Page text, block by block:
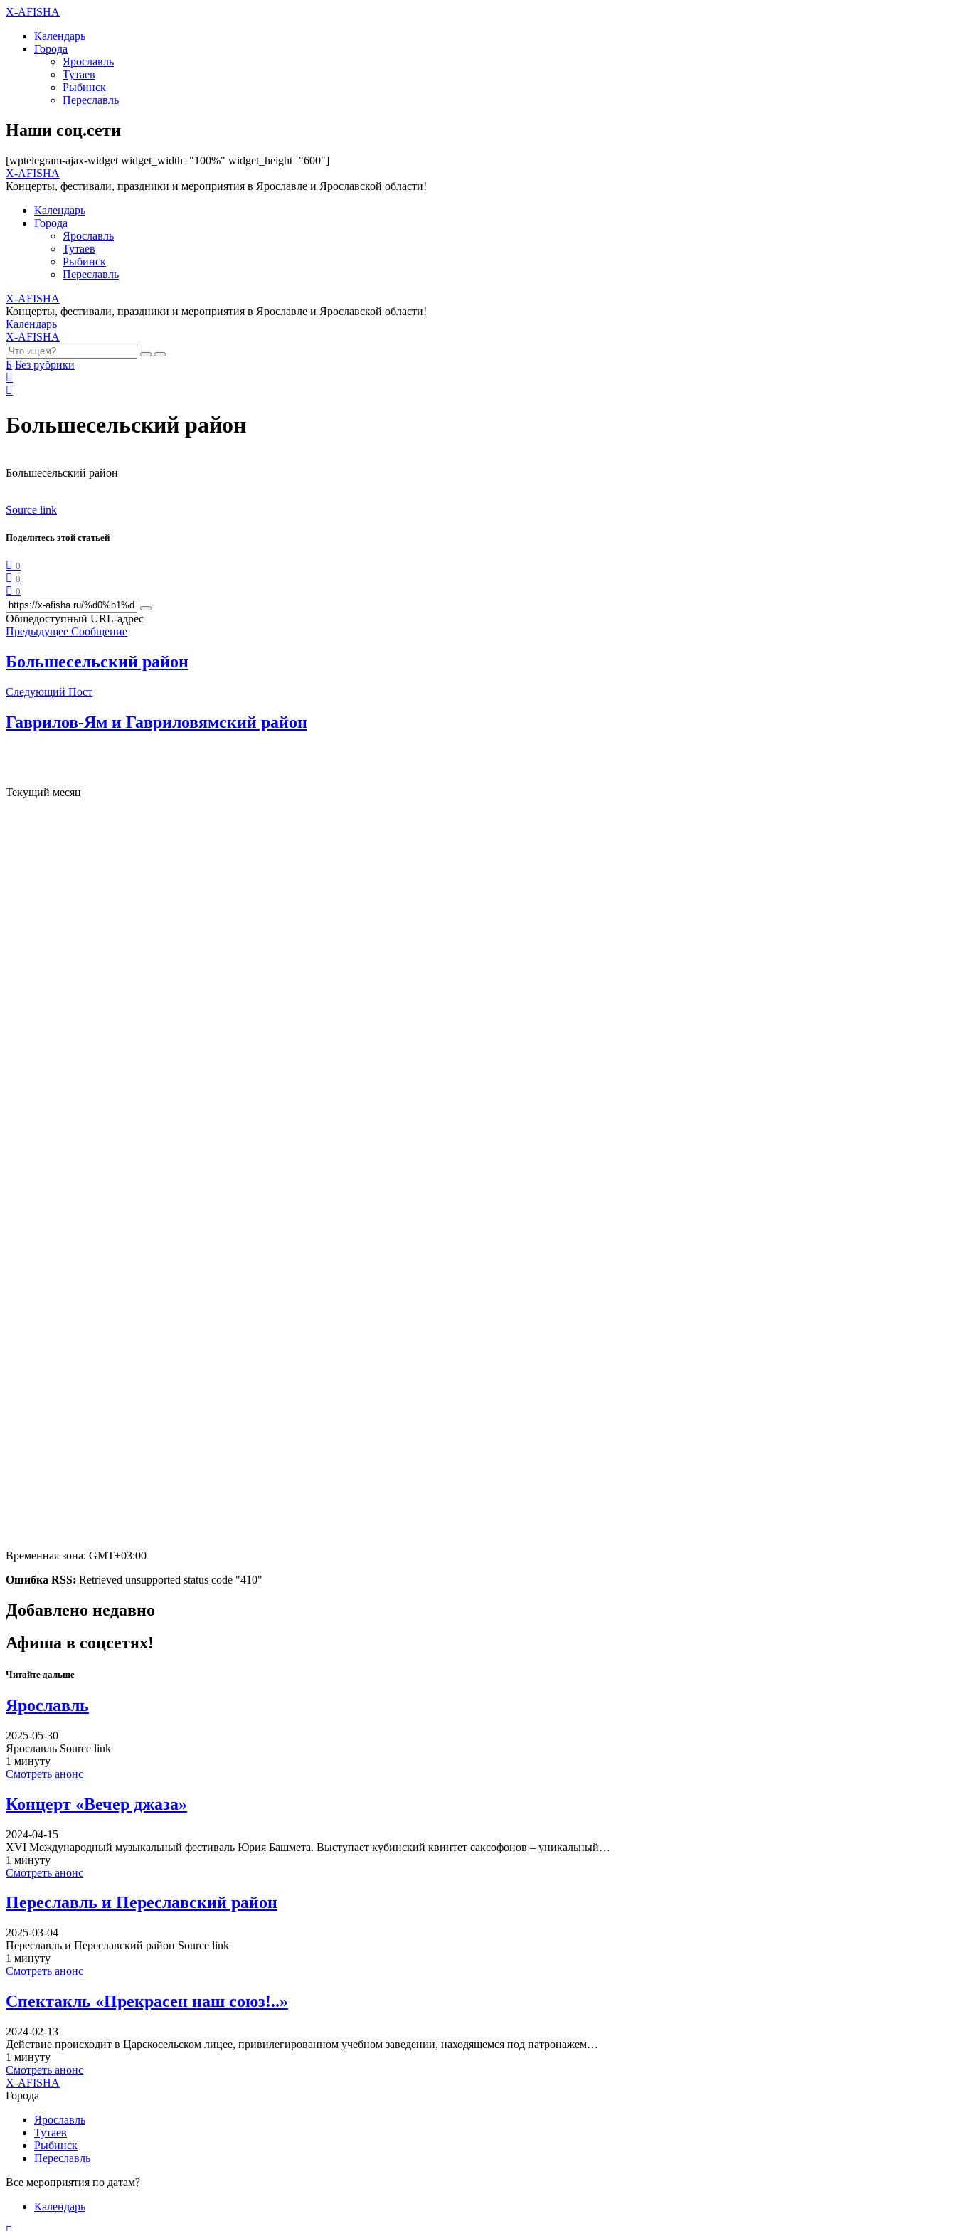
X-AFISHA
Календарь
Города
Ярославль
Тутаев
Рыбинск
Переславль
Наши соц.сети
[wptelegram-ajax-widget widget_width="100%" widget_height="600"]
X-AFISHA
Концерты, фестивали, праздники и мероприятия в Ярославле и Ярославской области!
Календарь
Города
Ярославль
Тутаев
Рыбинск
Переславль
X-AFISHA
Концерты, фестивали, праздники и мероприятия в Ярославле и Ярославской области!
Календарь
X-AFISHA
Б Без рубрики
Большесельский район
Большесельский район
Source link
Поделитесь этой статьей
0
0
0
Общедоступный URL-адрес
Предыдущее Сообщение
Большесельский район
Следующий Пост
Гаврилов-Ям и Гавриловямский район
Текущий месяц
Временная зона: GMT+03:00
Ошибка RSS: Retrieved unsupported status code "410"
Добавлено недавно
Афиша в соцсетях!
Читайте дальше
Ярославль
2025-05-30
Ярославль Source link
1 минуту
Смотреть анонс
Концерт «Вечер джаза»
2024-04-15
XVI Международный музыкальный фестиваль Юрия Башмета. Выступает кубинский квинтет саксофонов – уникальный…
1 минуту
Смотреть анонс
Переславль и Переславский район
2025-03-04
Переславль и Переславский район Source link
1 минуту
Смотреть анонс
Спектакль «Прекрасен наш союз!..»
2024-02-13
Действие происходит в Царскосельском лицее, привилегированном учебном заведении, находящемся под патронажем…
1 минуту
Смотреть анонс
X-AFISHA
Города
Ярославль
Тутаев
Рыбинск
Переславль
Все мероприятия по датам?
Календарь